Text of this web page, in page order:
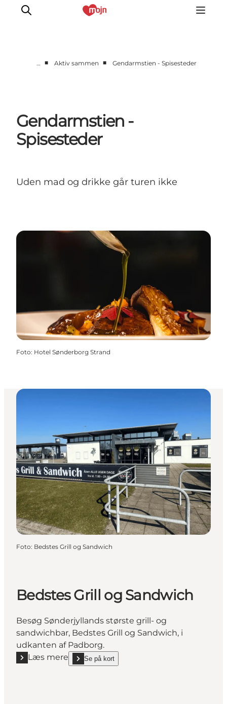
Natur
Overnatning
Det Sker
… ■ Aktiv sammen ■ Gendarmstien - Spisesteder
Gendarmstien -
Spisesteder
Uden mad og drikke går turen ikke
Foto: Hotel Sønderborg Strand
Foto: Bedstes Grill og Sandwich
Bedstes Grill og Sandwich
Besøg Sønderjyllands største grill- og
sandwichbar, Bedstes Grill og Sandwich, i
udkanten af Padborg.
Læs mere
Læs mere "Bedstes Grill og Sandwich"
Se på kort
show Bedstes Grill og Sandwich on_map